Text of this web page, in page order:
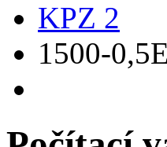
KPZ 2
1500-